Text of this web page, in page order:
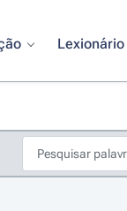
Lexionário